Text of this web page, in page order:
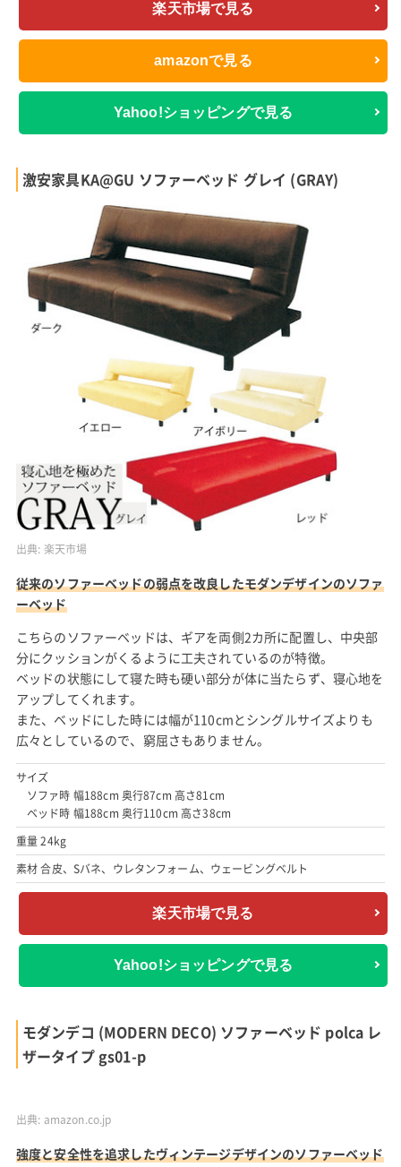
楽天市場で見る
amazonで見る
Yahoo!ショッピングで見る
激安家具KA@GU ソファーベッド グレイ (GRAY)
出典: 楽天市場
従来のソファーベッドの弱点を改良したモダンデザインのソファ
ーベッド
こちらのソファーベッドは、ギアを両側2カ所に配置し、中央部
分にクッションがくるように工夫されているのが特徴。
ベッドの状態にして寝た時も硬い部分が体に当たらず、寝心地を
アップしてくれます。
また、ベッドにした時には幅が110cmとシングルサイズよりも
広々としているので、窮屈さもありません。
サイズ
ソファ時 幅188cm 奥行87cm 高さ81cm
ベッド時 幅188cm 奥行110cm 高さ38cm
重量 24kg
素材 合皮、Sバネ、ウレタンフォーム、ウェービングベルト
楽天市場で見る
Yahoo!ショッピングで見る
モダンデコ (MODERN DECO) ソファーベッド polca レ
ザータイプ gs01-p
出典: amazon.co.jp
強度と安全性を追求したヴィンテージデザインのソファーベッド